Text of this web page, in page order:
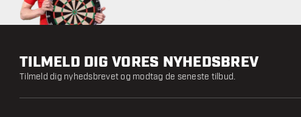
TILMELD DIG VORES NYHEDSBREV
Tilmeld dig nyhedsbrevet og modtag de seneste tilbud.